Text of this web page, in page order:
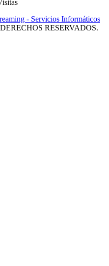
- Servicios Informáticos
RESERVADOS.